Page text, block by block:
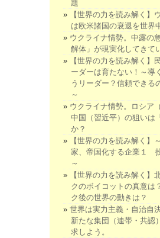
題
【世界の力を読み解く】
は欧米諸国の衰退を世界
ウクライナ情勢。中露の
解体」が現実化してきて
【世界の力を読み解く】
ーダーは育たない！～導
うリーダー？信頼できる
～
ウクライナ情勢。ロシア
中国（習近平）の狙いは
か？
【世界の力を読み解く】
家、帝国化する企業１
～
【世界の力を読み解く】
クのボイコットの真意は
ク後の世界の動きは？
世界は実力主義・自治自
新たな集団（連帯・共認
求しよう。